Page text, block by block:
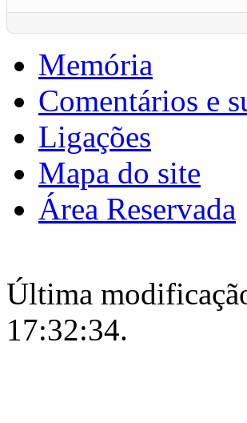
Memória
Comentários e
Ligações
Mapa do site
Área Reservada
Última
17:32:34.